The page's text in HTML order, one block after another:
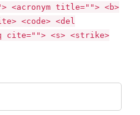
title=""> <b>
<code> <del
cite=""> <s> <strike>